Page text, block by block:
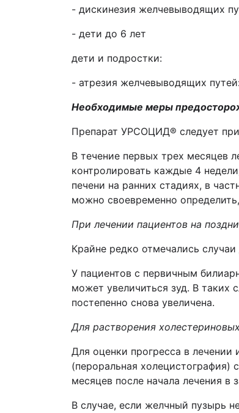
- дискинезия желчевыводящих
- дети до 6 лет
дети и подростки:
- атрезия желчевыводящих
Необходимые меры
Препарат УРСОЦИД® следует
В течение первых трех месяцев
контролировать каждые 4
печени на ранних стадиях, в
можно своевременно
При лечении пациентов на
Крайне редко отмечались
У пациентов с первичным
может увеличиться зуд. В таких
постепенно снова увеличена.
Для растворения
Для оценки прогресса в лечении
(пероральная холецистография)
месяцев после начала лечения в
В случае, если желчный пузырь